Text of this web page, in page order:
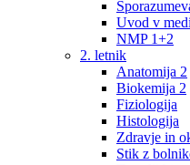
Uvod v
NMP 1+2
2. letnik
Anatomija 2
Biokemija 2
Fiziologija
Histologija
Zdravje in
Stik z